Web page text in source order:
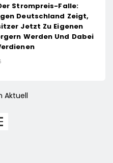
Strompreis-Falle:
Deutschland Zeigt,
Jetzt Zu Eigenen
Werden Und Dabei
Aktuell